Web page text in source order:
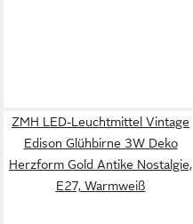
ZMH LED-Leuchtmittel Vintage
Edison Glühbirne 3W Deko
Herzform Gold Antike Nostalgie,
E27, Warmweiß